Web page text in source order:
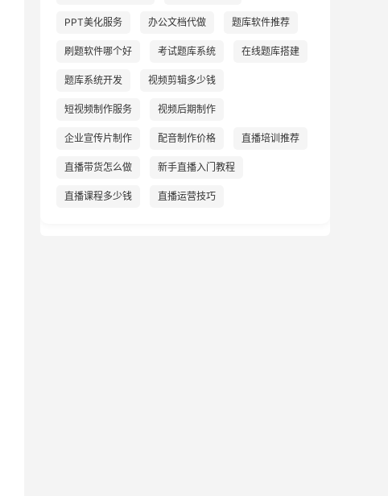
PPT美化服务 办公文档代做 题库软件推荐
刷题软件哪个好 考试题库系统 在线题库搭建
题库系统开发 视频剪辑多少钱
短视频制作服务 视频后期制作
企业宣传片制作 配音制作价格 直播培训推荐
直播带货怎么做 新手直播入门教程
直播课程多少钱 直播运营技巧